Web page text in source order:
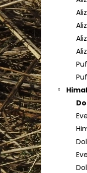
l
200 Kč